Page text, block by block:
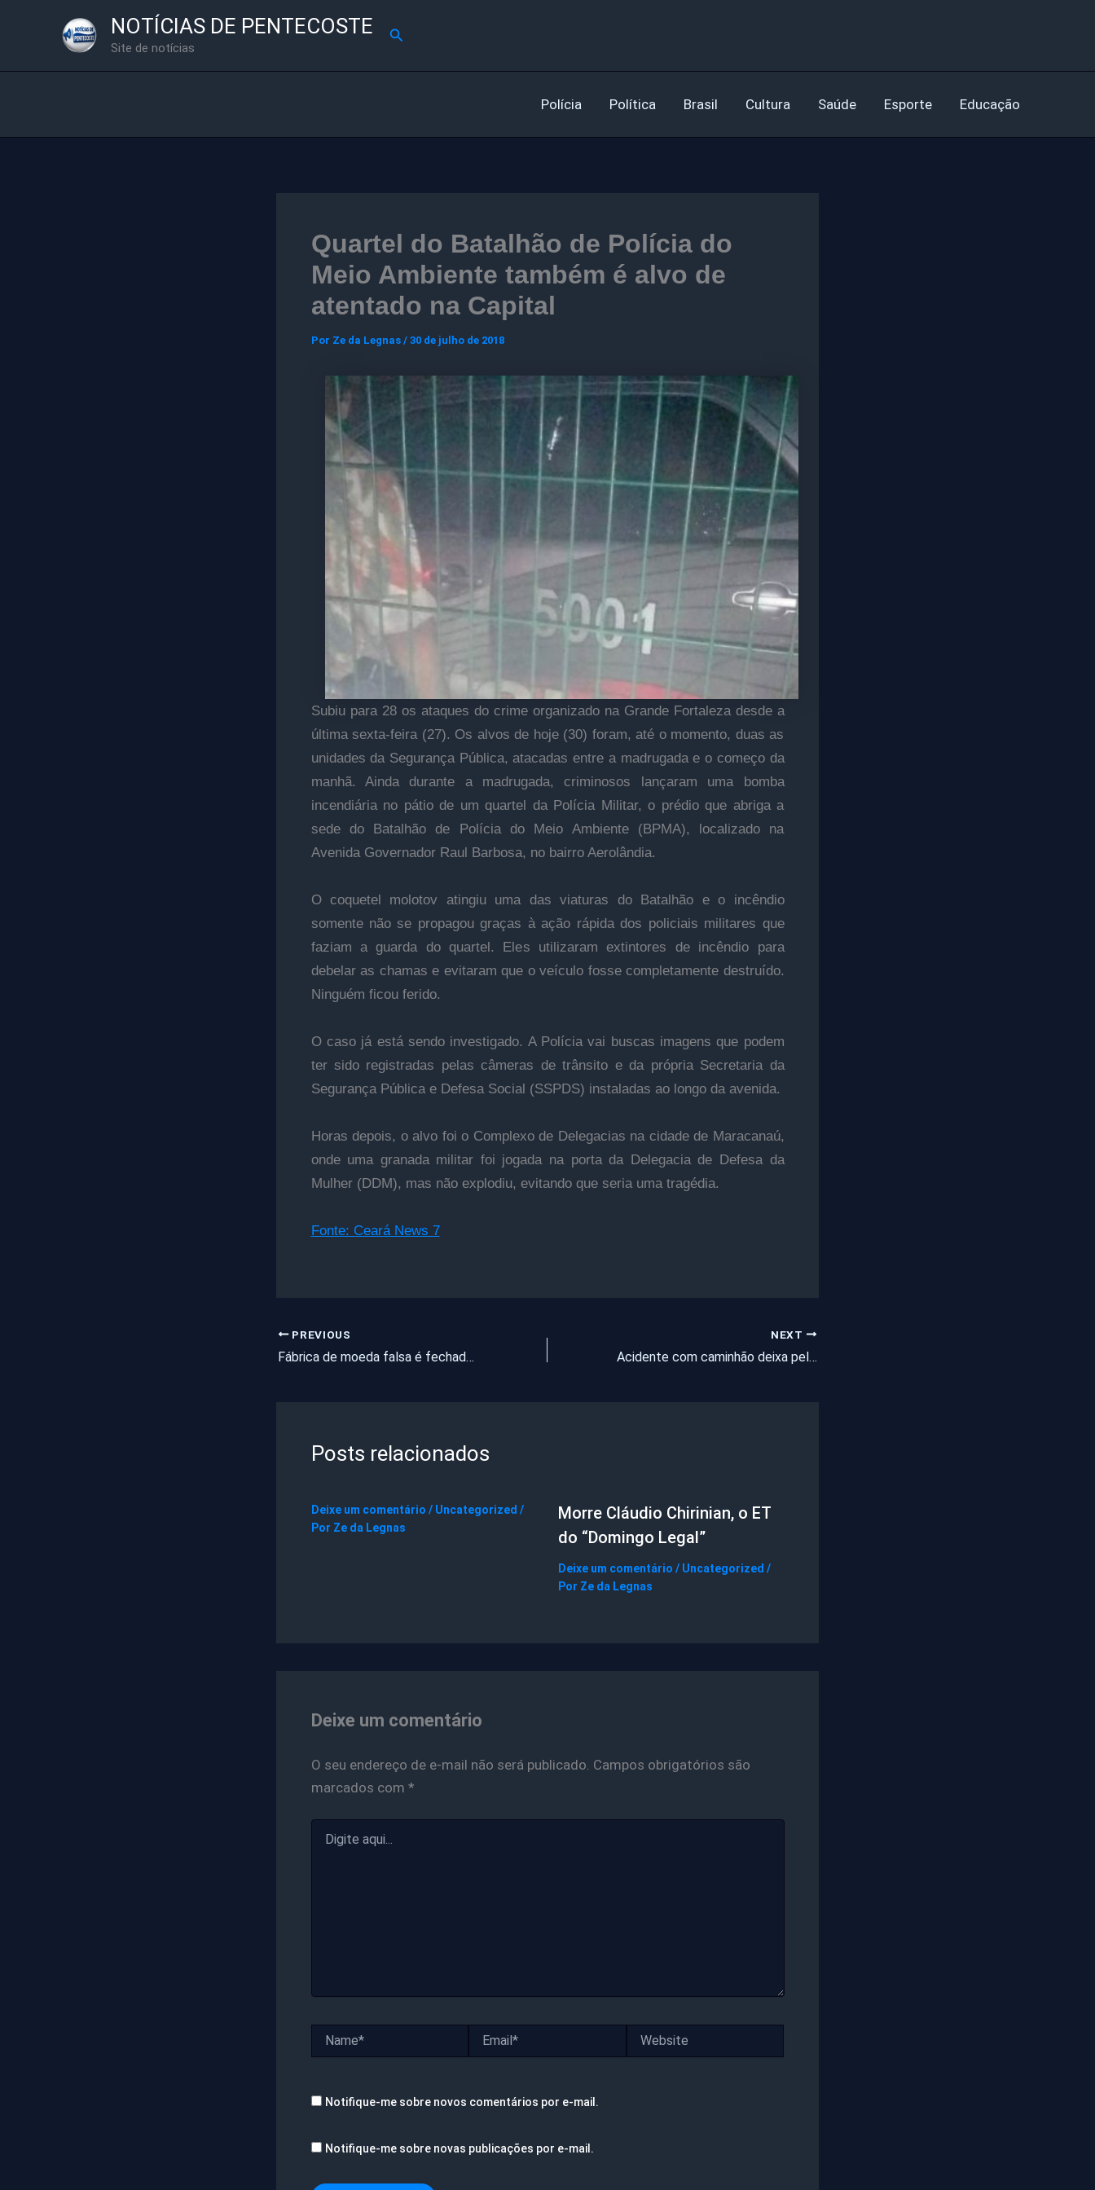
NOTÍCIAS DE PENTECOSTE
Site de notícias
Pesquisar
Polícia Política Brasil Cultura Saúde Esporte Educação
Quartel do Batalhão de Polícia do
Meio Ambiente também é alvo de
atentado na Capital
Por Ze da Legnas / 30 de julho de 2018
Subiu para 28 os ataques do crime organizado na Grande Fortaleza desde a
última sexta-feira (27). Os alvos de hoje (30) foram, até o momento, duas as
unidades da Segurança Pública, atacadas entre a madrugada e o começo da
manhã. Ainda durante a madrugada, criminosos lançaram uma bomba
incendiária no pátio de um quartel da Polícia Militar, o prédio que abriga a
sede do Batalhão de Polícia do Meio Ambiente (BPMA), localizado na
Avenida Governador Raul Barbosa, no bairro Aerolândia.
O coquetel molotov atingiu uma das viaturas do Batalhão e o incêndio
somente não se propagou graças à ação rápida dos policiais militares que
faziam a guarda do quartel. Eles utilizaram extintores de incêndio para
debelar as chamas e evitaram que o veículo fosse completamente destruído.
Ninguém ficou ferido.
O caso já está sendo investigado. A Polícia vai buscas imagens que podem
ter sido registradas pelas câmeras de trânsito e da própria Secretaria da
Segurança Pública e Defesa Social (SSPDS) instaladas ao longo da avenida.
Horas depois, o alvo foi o Complexo de Delegacias na cidade de Maracanaú,
onde uma granada militar foi jogada na porta da Delegacia de Defesa da
Mulher (DDM), mas não explodiu, evitando que seria uma tragédia.
Fonte: Ceará News 7
PREVIOUS
Fábrica de moeda falsa é fechada em Pacatuba; proprietário é preso
NEXT
Acidente com caminhão deixa pelo menos três mortos e 20 feridos em Fortaleza
Posts relacionados
Deixe um comentário / Uncategorized /
Por Ze da Legnas
Morre Cláudio Chirinian, o ET
do “Domingo Legal”
Deixe um comentário / Uncategorized /
Por Ze da Legnas
Deixe um comentário
O seu endereço de e-mail não será publicado. Campos obrigatórios são
marcados com *
aqui...
Notifique-me sobre novos comentários por e-mail.
Notifique-me sobre novas publicações por e-mail.